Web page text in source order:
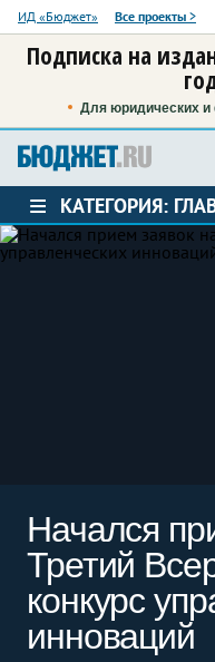
ИД «Бюджет» Все проекты >
Подписка на
Для юридических и
КАТЕГОРИЯ:
Начался
Третий
конкурс
инноваций